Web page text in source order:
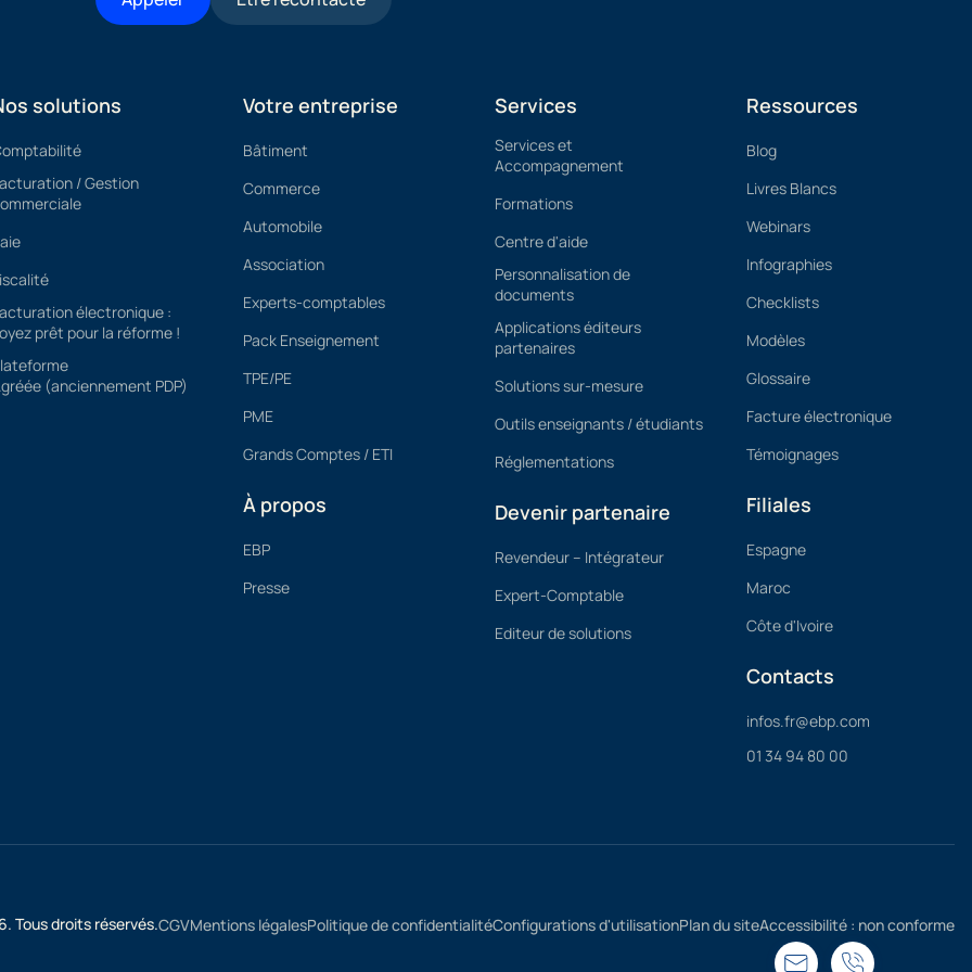
solutions
/ Gestion
électronique :
prêt pour la réforme !
(anciennement PDP)
Votre entreprise
Bâtiment
Commerce
Automobile
Association
Experts-comptables
Pack Enseignement
TPE/PE
PME
Grands Comptes / ETI
À propos
EBP
Presse
Services
Services et
Accompagnement
Formations
Centre d'aide
Personnalisation de
documents
Applications éditeurs
partenaires
Solutions sur-mesure
Outils enseignants / étudiants
Réglementations
Devenir partenaire
Revendeur – Intégrateur
Expert-Comptable
Editeur de solutions
Ressources
Blog
Livres Blancs
Webinars
Infographies
Checklists
Modèles
Glossaire
Facture électronique
Témoignages
Filiales
Espagne
Maroc
Côte d'Ivoire
Contacts
infos.fr@ebp.com
01 34 94 80 00
Tous droits réservés.CGVMentions légalesPolitique de confidentialitéConfigurations d'utilisationPlan du siteAccessibilité : non conforme